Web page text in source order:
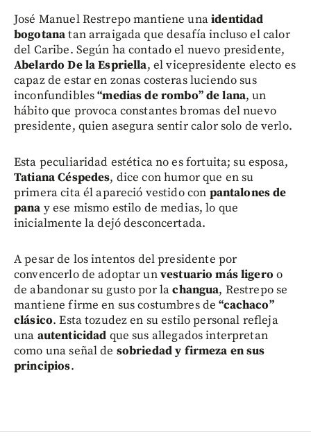
José Manuel Restrepo mantiene unaidentidad
bogotanatan arraigada que desafía incluso el calor
del Caribe. Según ha contado el nuevo presidente,
Abelardo De la Espriella, el vicepresidente electo es
capaz de estar en zonas costeras luciendo sus
inconfundibles“medias de rombo” de lana, un
hábito que provoca constantes bromas del nuevo
presidente, quien asegura sentir calor solo de verlo.
Esta peculiaridad estética no es fortuita; su esposa,
Tatiana Céspedes, dice con humor que en su
primera cita él apareció vestido con pantalones de
pana y ese mismo estilo de medias, lo que
inicialmente la dejó desconcertada.
A pesar de los intentos del presidente por
convencerlo de adoptar unvestuario más ligero o
de abandonar su gusto por lachangua, Restrepo se
mantiene firme en sus costumbres de“cachaco”
clásico. Esta tozudez en su estilo personal refleja
una autenticidad que sus allegados interpretan
como una señal de sobriedad y firmeza en sus
principios.